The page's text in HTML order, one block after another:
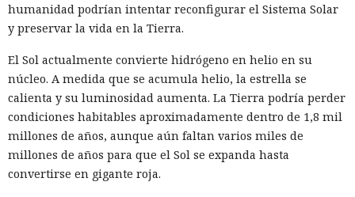
humanidad podrían intentar reconfigurar el Sistema Solar
y preservar la vida en la Tierra.
El Sol actualmente convierte hidrógeno en helio en su
núcleo. A medida que se acumula helio, la estrella se
calienta y su luminosidad aumenta. La Tierra podría perder
condiciones habitables aproximadamente dentro de 1,8 mil
millones de años, aunque aún faltan varios miles de
millones de años para que el Sol se expanda hasta
convertirse en gigante roja.